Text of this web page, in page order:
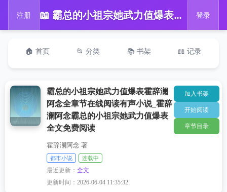
注册 📖 霸总的小祖宗她武力值爆表霍辞澜阿念全章节在线阅读有声小说_霍辞澜阿念霸总的小祖宗她武力值爆表全文免费阅读 登录
🏠 首页 📂 分类 📚 书架 📖 记录
霸总的小祖宗她武力值爆表霍辞澜
阿念全章节在线阅读有声小说_霍辞
澜阿念霸总的小祖宗她武力值爆表
全文免费阅读
霍辞澜阿念 著
都市小说 连载中
最近更新：全文
更新时间：2026-06-04 11:35:32
加入书架
开始阅读
章节目录